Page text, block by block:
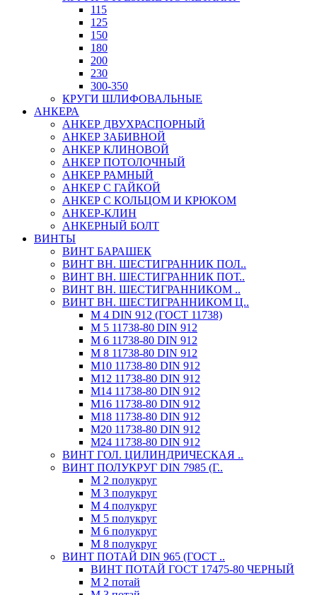
115
125
150
180
200
230
300-350
КРУГИ ШЛИФОВАЛЬНЫЕ
АНКЕРА
АНКЕР ДВУХРАСПОРНЫЙ
АНКЕР ЗАБИВНОЙ
АНКЕР КЛИНОВОЙ
АНКЕР ПОТОЛОЧНЫЙ
АНКЕР РАМНЫЙ
АНКЕР С ГАЙКОЙ
АНКЕР С КОЛЬЦОМ И КРЮКОМ
АНКЕР-КЛИН
АНКЕРНЫЙ БОЛТ
ВИНТЫ
ВИНТ БАРАШЕК
ВИНТ ВН. ШЕСТИГРАННИК ПОЛ..
ВИНТ ВН. ШЕСТИГРАННИК ПОТ..
ВИНТ ВН. ШЕСТИГРАННИКОМ ..
ВИНТ ВН. ШЕСТИГРАННИКОМ Ц..
М 4 DIN 912 (ГОСТ 11738)
М 5 11738-80 DIN 912
М 6 11738-80 DIN 912
М 8 11738-80 DIN 912
М10 11738-80 DIN 912
М12 11738-80 DIN 912
М14 11738-80 DIN 912
М16 11738-80 DIN 912
М18 11738-80 DIN 912
М20 11738-80 DIN 912
М24 11738-80 DIN 912
ВИНТ ГОЛ. ЦИЛИНДРИЧЕСКАЯ ..
ВИНТ ПОЛУКРУГ DIN 7985 (Г..
М 2 полукруг
М 3 полукруг
М 4 полукруг
М 5 полукруг
М 6 полукруг
М 8 полукруг
ВИНТ ПОТАЙ DIN 965 (ГОСТ ..
ВИНТ ПОТАЙ ГОСТ 17475-80 ЧЕРНЫЙ
М 2 потай